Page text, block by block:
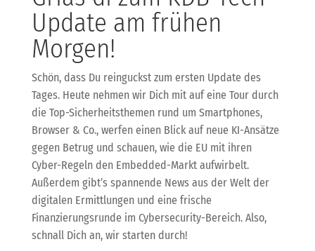
Update am frühen
Morgen!
Schön, dass Du reinguckst zum ersten Update des
Tages. Heute nehmen wir Dich mit auf eine Tour durch
die Top-Sicherheitsthemen rund um Smartphones,
Browser & Co., werfen einen Blick auf neue KI-Ansätze
gegen Betrug und schauen, wie die EU mit ihren
Cyber-Regeln den Embedded-Markt aufwirbelt.
Außerdem gibt’s spannende News aus der Welt der
digitalen Ermittlungen und eine frische
Finanzierungsrunde im Cybersecurity-Bereich. Also,
schnall Dich an, wir starten durch!